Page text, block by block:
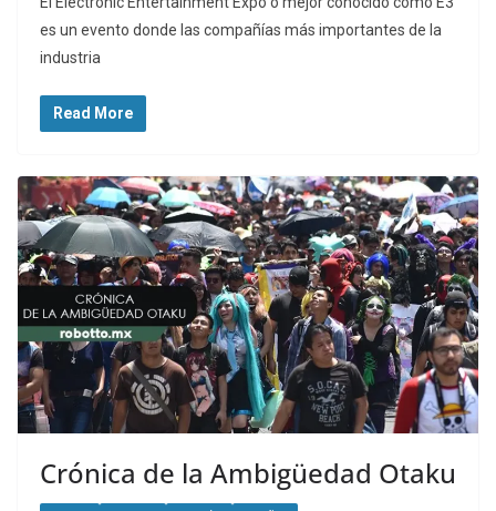
es un evento donde las compañías más importantes de la
industria
Read More
Crónica de la Ambigüedad Otaku